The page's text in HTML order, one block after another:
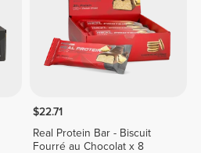
$22.71
Real Protein Bar - Biscuit
Fourré au Chocolat x 8